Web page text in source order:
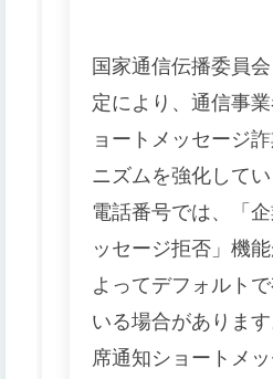
国家通信伝播委員
定により、通信事
ョートメッセージ
ニズムを強化して
電話番号では、「
ッセージ拒否」機
よってデフォルト
いる場合がありま
席通知ショートメ